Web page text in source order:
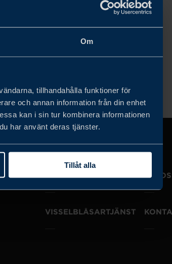
Om
tillhandahålla funktioner för
och annan information från din enhet
kan i sin tur kombinera informationen
har använt deras tjänster.
Tillåt alla
JOBBA HOS OSS OM
VISSELBLÅSARTJÄNST